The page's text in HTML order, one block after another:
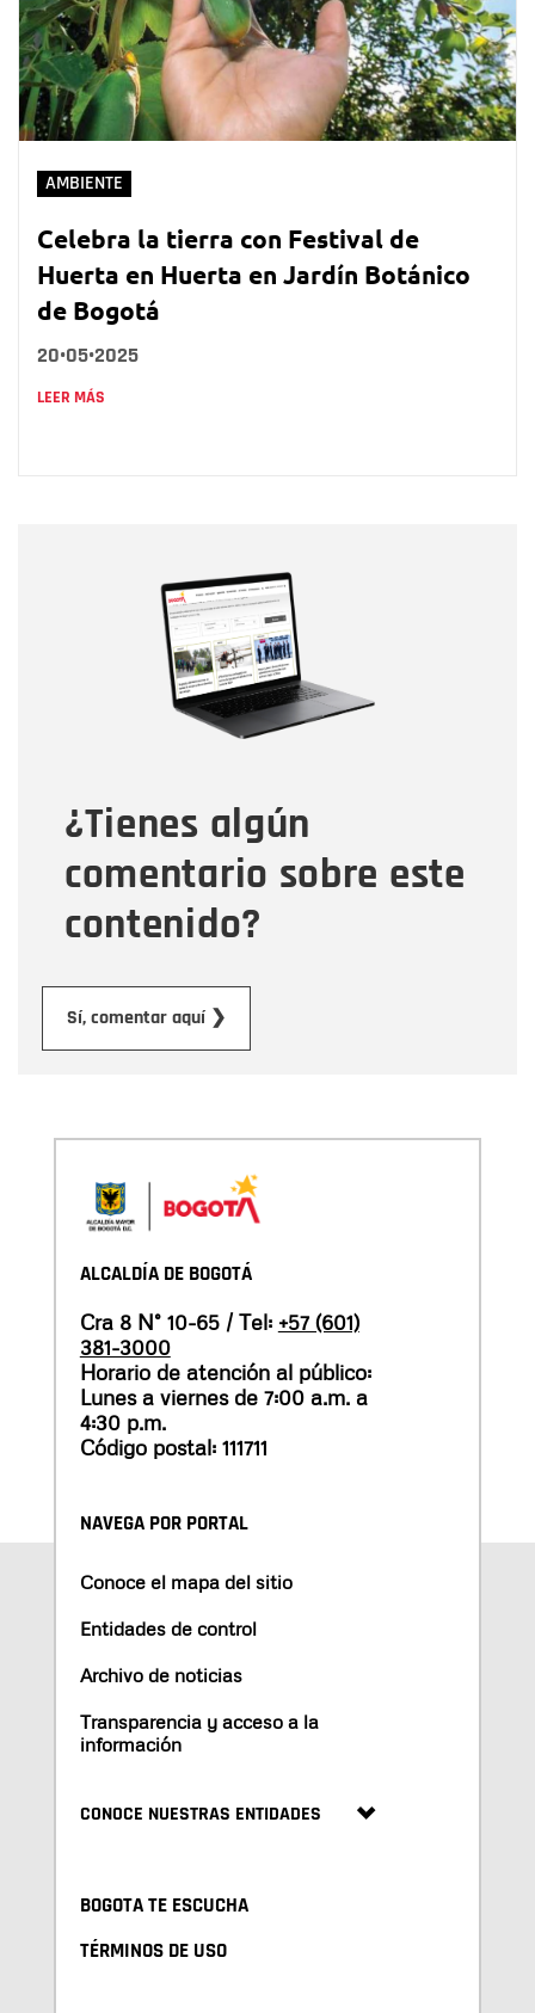
AMBIENTE
Celebra la tierra con Festival de
Huerta en Huerta en Jardín Botánico
de Bogotá
20•05•2025
LEER MÁS
¿Tienes algún
comentario sobre este
contenido?
Sí, comentar aquí ❯
Correo electrónico
Tipo de comentario
Mensaje
ALCALDÍA DE BOGOTÁ
Cra 8 N° 10-65 / Tel: +57 (601)
381-3000
Horario de atención al público:
Lunes a viernes de 7:00 a.m. a
4:30 p.m.
Código postal: 111711
NAVEGA POR PORTAL
Conoce el mapa del sitio
Entidades de control
Archivo de noticias
Transparencia y acceso a la
información
CONOCE NUESTRAS ENTIDADES
BOGOTA TE ESCUCHA
TÉRMINOS DE USO